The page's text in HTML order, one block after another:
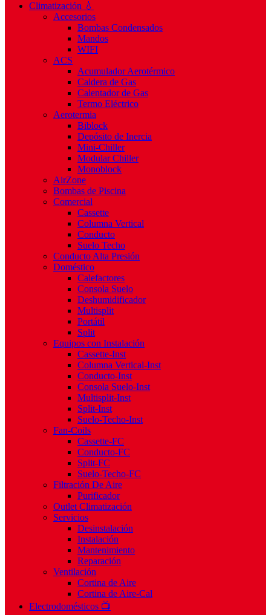
Climatización 💧
Accesorios
Bombas Condensados
Mandos
WIFI
ACS
Acumulador Aerotérmico
Caldera de Gas
Calentador de Gas
Termo Eléctrico
Aerotermia
Biblock
Depósito de Inercia
Mini-Chiller
Modular Chiller
Monoblock
AirZone
Bombas de Piscina
Comercial
Cassette
Columna Vertical
Conducto
Suelo Techo
Conducto Alta Presión
Doméstico
Calefactores
Consola Suelo
Deshumidificador
Multisplit
Portátil
Split
Equipos con Instalación
Cassette-Inst
Columna Vertical-Inst
Conducto-Inst
Consola Suelo-Inst
Multisplit-Inst
Split-Inst
Suelo-Techo-Inst
Fan-Coils
Cassette-FC
Conducto-FC
Split-FC
Suelo-Techo-FC
Filtración De Aire
Purificador
Outlet Climatización
Servicios
Desinstalación
Instalación
Mantenimiento
Reparación
Ventilación
Cortina de Aire
Cortina de Aire-Cal
Electrodomésticos 📺